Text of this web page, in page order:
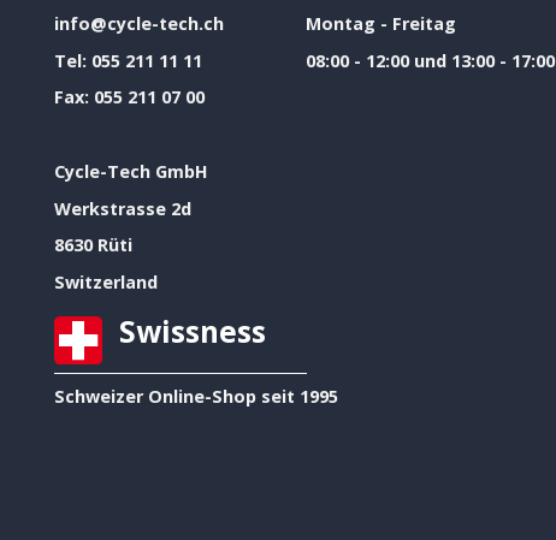
info@cycle-tech.ch
Tel: 055 211 11 11
Fax: 055 211 07 00
Cycle-Tech GmbH
Werkstrasse 2d
8630 Rüti
Switzerland
Montag - Freitag
08:00 - 12:00 und 13:00 - 17:00
Swissness
Schweizer Online-Shop seit 1995